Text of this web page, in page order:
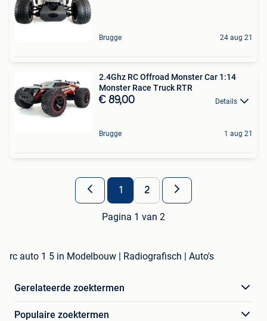
Brugge 24 aug 21
2.4Ghz RC Offroad Monster Car 1:14
Monster Race Truck RTR
€ 89,00 Details
Brugge 1 aug 21
1 2
Pagina 1 van 2
rc auto 1 5 in Modelbouw | Radiografisch | Auto's
Gerelateerde zoektermen
Populaire zoektermen